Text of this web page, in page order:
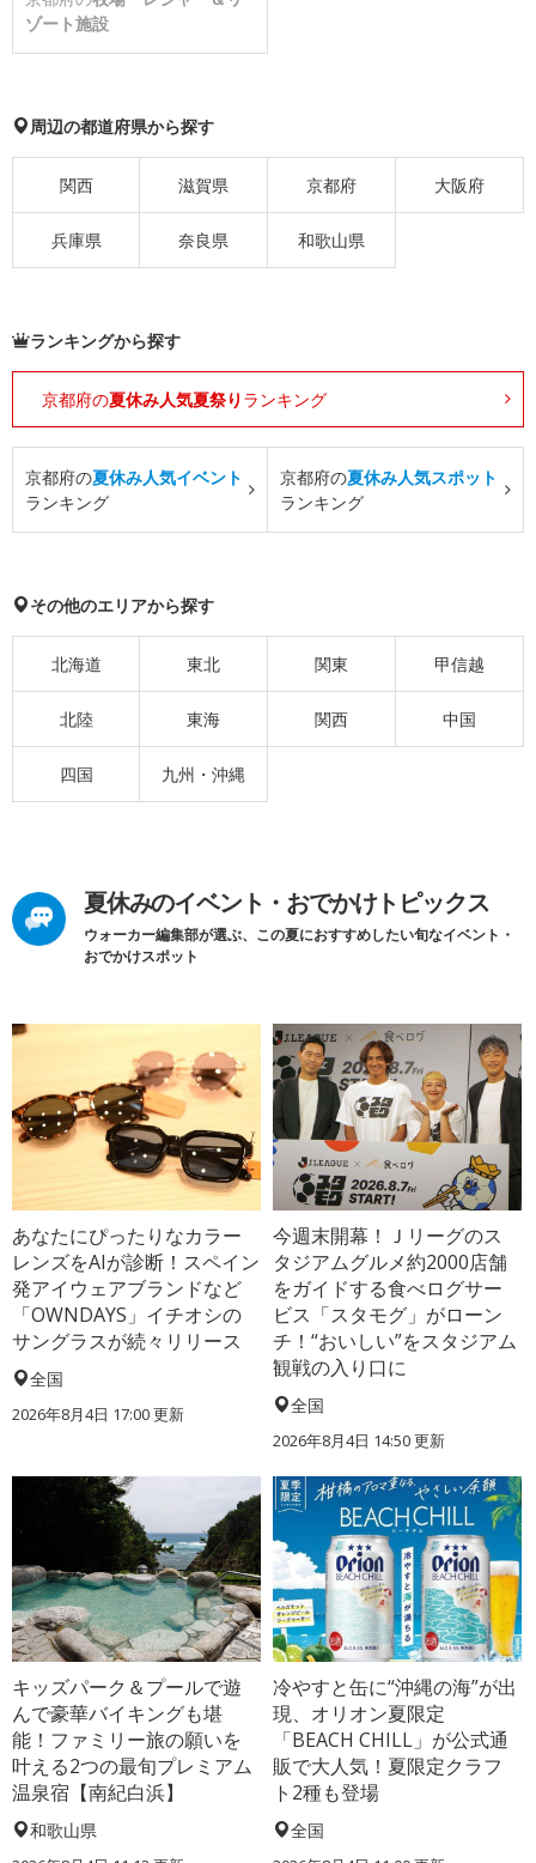
ゾート施設
周辺の都道府県から探す
関西 滋賀県 京都府 大阪府
兵庫県 奈良県 和歌山県
ランキングから探す
京都府の夏休み人気夏祭り ランキング
京都府の夏休み人気イベント
ランキング
京都府の夏休み人気スポット
ランキング
その他のエリアから探す
北海道 東北 関東 甲信越
北陸 東海 関西 中国
四国 九州・沖縄
夏休みのイベント・おでかけトピックス
ウォーカー編集部が選ぶ、この夏におすすめしたい旬なイベント・
おでかけスポット
あなたにぴったりなカラー
レンズをAIが診断！スペイン
発アイウェアブランドなど
「OWNDAYS」イチオシの
サングラスが続々リリース
全国
2026年8月4日 17:00更新
今週末開幕！Ｊリーグのス
タジアムグルメ約2000店舗
をガイドする食べログサー
ビス「スタモグ」がローン
チ！“おいしい”をスタジアム
観戦の入り口に
全国
2026年8月4日 14:50更新
キッズパーク＆プールで遊
んで豪華バイキングも堪
能！ファミリー旅の願いを
叶える2つの最旬プレミアム
温泉宿【南紀白浜】
和歌山県
冷やすと缶に“沖縄の海”が出
現、オリオン夏限定
「BEACH CHILL」が公式通
販で大人気！夏限定クラフ
ト2種も登場
全国